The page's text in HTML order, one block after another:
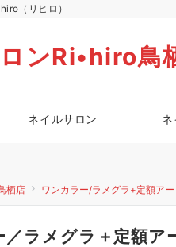
（リヒロ）
ンRi•hiro鳥
ネイルサロン
栖店 ワンカラー/ラメグラ+定額ア
／ラメグラ＋定額ア